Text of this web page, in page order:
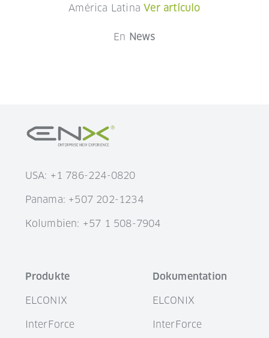
América Latina Ver artículo
En News
USA: +1 786-224-0820
Panama: +507 202-1234
Kolumbien: +57 1 508-7904
Produkte
ELCONIX
InterForce
Dokumentation
ELCONIX
InterForce